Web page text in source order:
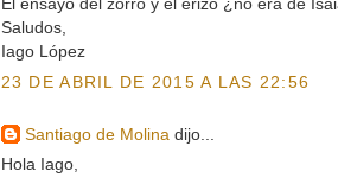
El ensayo del zorro y el erizo ¿no era de
Saludos,
Iago López
23 DE ABRIL DE 2015 A LAS 22:56
Santiago de Molina dijo...
Hola Iago,